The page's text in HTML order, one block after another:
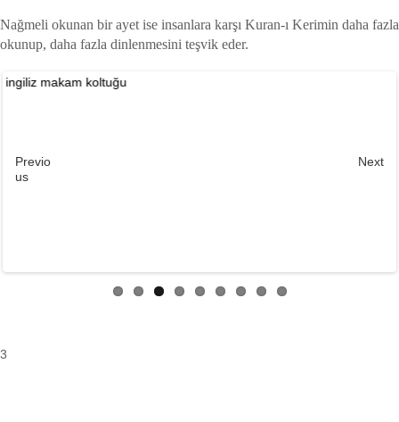
Nağmeli okunan bir ayet ise insanlara karşı Kuran-ı Kerimin daha fazla
okunup, daha fazla dinlenmesini teşvik eder.
Previo
us
Next
3